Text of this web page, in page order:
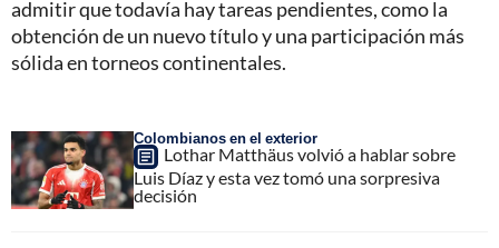
admitir que todavía hay tareas pendientes, como la
obtención de un nuevo título y una participación más
sólida en torneos continentales.
Colombianos en el exterior
Lothar Matthäus volvió a hablar sobre
Luis Díaz y esta vez tomó una sorpresiva
decisión